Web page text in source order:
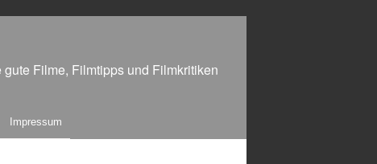
Filme, Filmtipps und Filmkritiken
Impressum